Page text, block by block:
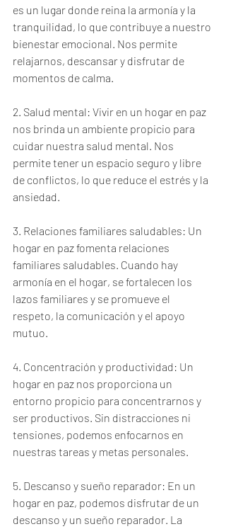
es un lugar donde reina la armonía y la
tranquilidad, lo que contribuye a nuestro
bienestar emocional. Nos permite
relajarnos, descansar y disfrutar de
momentos de calma.
2. Salud mental: Vivir en un hogar en paz
nos brinda un ambiente propicio para
cuidar nuestra salud mental. Nos
permite tener un espacio seguro y libre
de conflictos, lo que reduce el estrés y la
ansiedad.
3. Relaciones familiares saludables: Un
hogar en paz fomenta relaciones
familiares saludables. Cuando hay
armonía en el hogar, se fortalecen los
lazos familiares y se promueve el
respeto, la comunicación y el apoyo
mutuo.
4. Concentración y productividad: Un
hogar en paz nos proporciona un
entorno propicio para concentrarnos y
ser productivos. Sin distracciones ni
tensiones, podemos enfocarnos en
nuestras tareas y metas personales.
5. Descanso y sueño reparador: En un
hogar en paz, podemos disfrutar de un
descanso y un sueño reparador. La